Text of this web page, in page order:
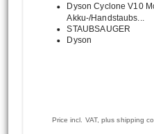
Dyson Cyclone V10
Akku-/Handstaubs...
STAUBSAUGER
Dyson
Price incl. VAT, plus shipping